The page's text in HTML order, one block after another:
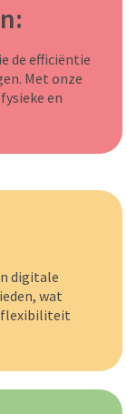
de efficiëntie
Met onze
en
digitale
wat
flexibiliteit